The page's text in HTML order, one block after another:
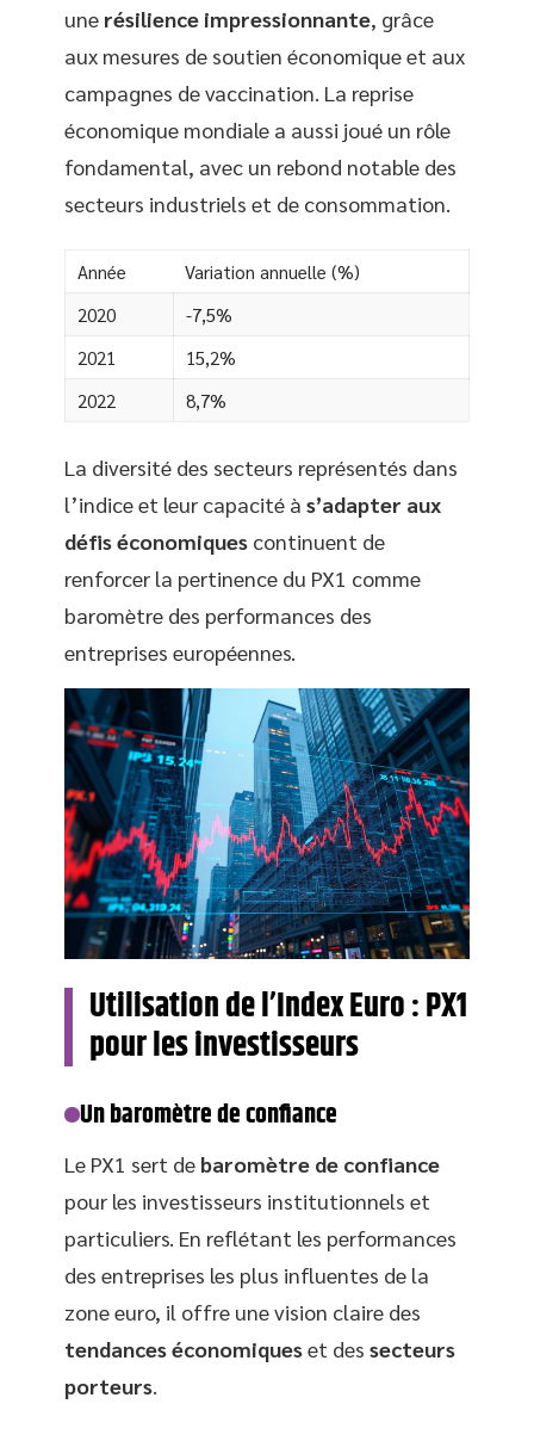
une résilience impressionnante, grâce
aux mesures de soutien économique et aux
campagnes de vaccination. La reprise
économique mondiale a aussi joué un rôle
fondamental, avec un rebond notable des
secteurs industriels et de consommation.
Année
Variation annuelle (%)
2020
-7,5%
2021
15,2%
2022
8,7%
La diversité des secteurs représentés dans
l’indice et leur capacité à s’adapter aux
défis économiques continuent de
renforcer la pertinence du PX1 comme
baromètre des performances des
entreprises européennes.
Utilisation de l’Index Euro : PX1
pour les investisseurs
Un baromètre de confiance
Le PX1 sert de baromètre de confiance
pour les investisseurs institutionnels et
particuliers. En reflétant les performances
des entreprises les plus influentes de la
zone euro, il offre une vision claire des
tendances économiqueset des secteurs
porteurs.